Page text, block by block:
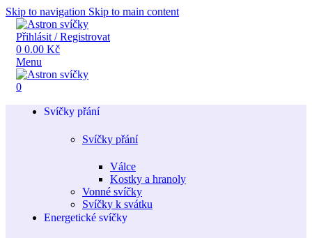
Skip to navigation Skip to main content
Přihlásit / Registrovat
0 0.00 Kč
Menu
0
Svíčky přání
Svíčky přání
Válce
Kostky a hranoly
Vonné svíčky
Svíčky k svátku
Energetické svíčky